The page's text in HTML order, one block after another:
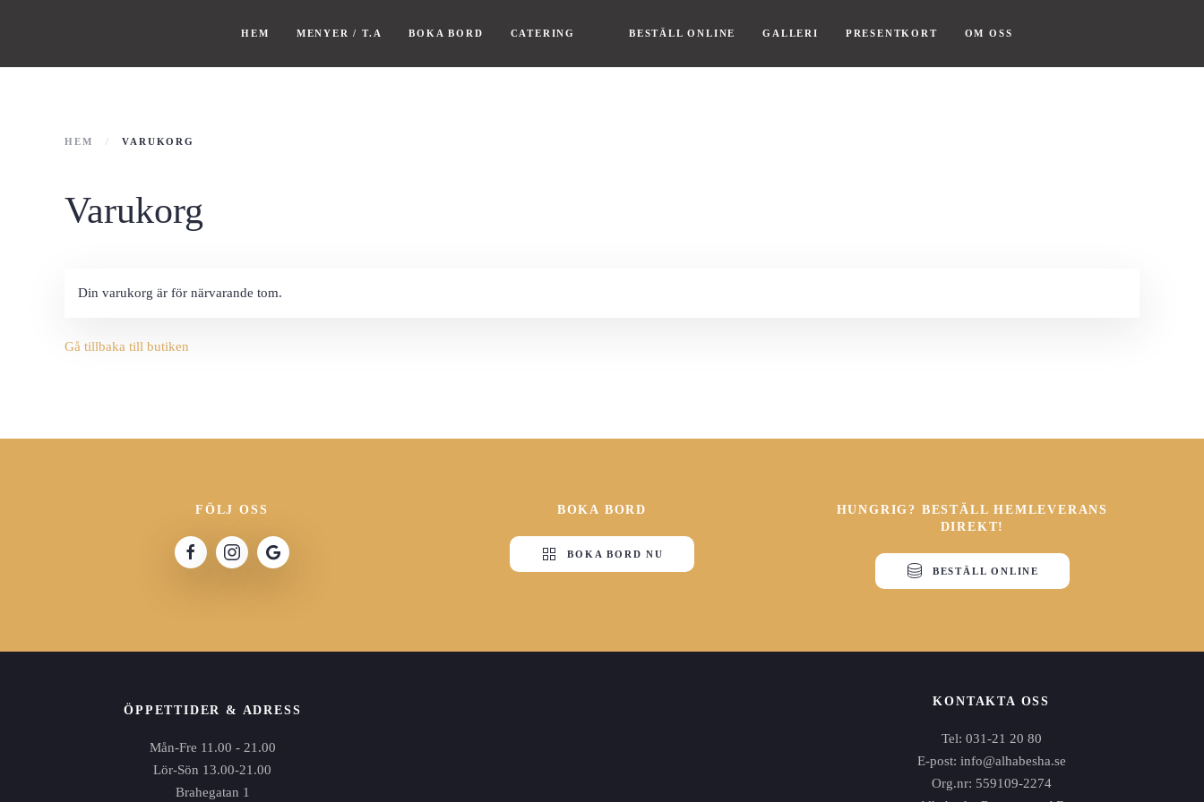
HEM MENYER / T.A BOKA BORD CATERING BESTÄLL ONLINE GALLERI PRESENTKORT OM OSS
HEM VARUKORG
Varukorg
Din varukorg är för närvarande tom.
Gå tillbaka till butiken
FÖLJ OSS BOKA BORD
BOKA BORD NU
HUNGRIG? BESTÄLL HEMLEVERANS
DIREKT!
BESTÄLL ONLINE
ÖPPETTIDER & ADRESS
Mån-Fre 11.00 - 21.00
Lör-Sön 13.00-21.00
Brahegatan 1
KONTAKTA OSS
Tel: 031-21 20 80
E-post: info@alhabesha.se
Org.nr: 559109-2274